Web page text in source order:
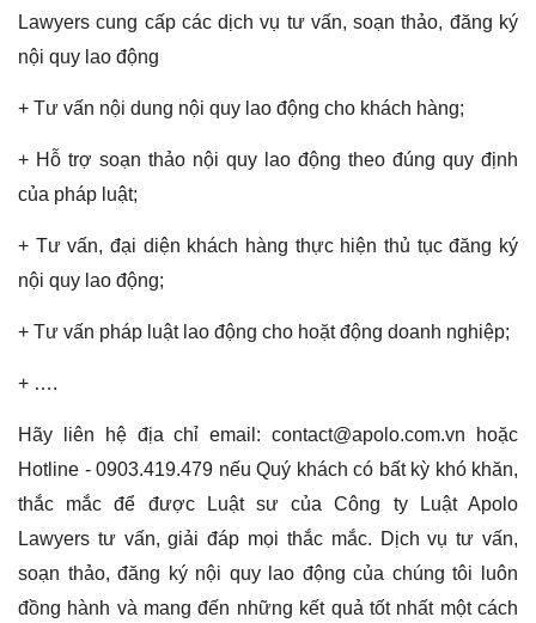
Lawyers cung cấp các dịch vụ tư vấn, soạn thảo, đăng ký
nội quy lao động
+ Tư vấn nội dung nội quy lao động cho khách hàng;
+ Hỗ trợ soạn thảo nội quy lao động theo đúng quy định
của pháp luật;
+ Tư vấn, đại diện khách hàng thực hiện thủ tục đăng ký
nội quy lao động;
+ Tư vấn pháp luật lao động cho hoặt động doanh nghiệp;
+ ….
Hãy liên hệ địa chỉ email: contact@apolo.com.vn hoặc
Hotline - 0903.419.479 nếu Quý khách có bất kỳ khó khăn,
thắc mắc để được Luật sư của Công ty Luật Apolo
Lawyers tư vấn, giải đáp mọi thắc mắc. Dịch vụ tư vấn,
soạn thảo, đăng ký nội quy lao động của chúng tôi luôn
đồng hành và mang đến những kết quả tốt nhất một cách